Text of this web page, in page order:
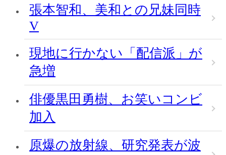
張本智和、美和との兄妹同時
V
現地に行かない「配信派」が
急増
俳優黒田勇樹、お笑いコンビ
加入
原爆の放射線、研究発表が波